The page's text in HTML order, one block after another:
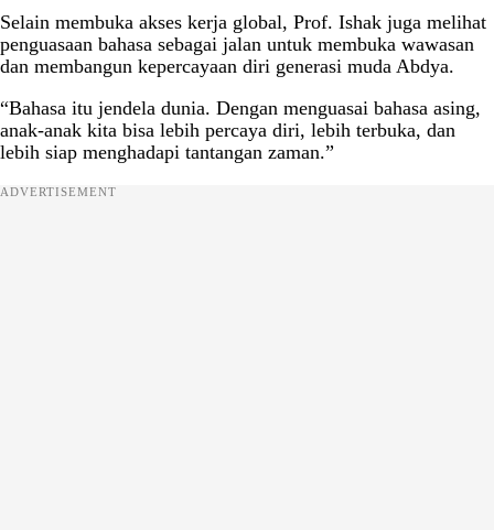
Selain membuka akses kerja global, Prof. Ishak juga melihat
penguasaan bahasa sebagai jalan untuk membuka wawasan
dan membangun kepercayaan diri generasi muda Abdya.
“Bahasa itu jendela dunia. Dengan menguasai bahasa asing,
anak-anak kita bisa lebih percaya diri, lebih terbuka, dan
lebih siap menghadapi tantangan zaman.”
ADVERTISEMENT